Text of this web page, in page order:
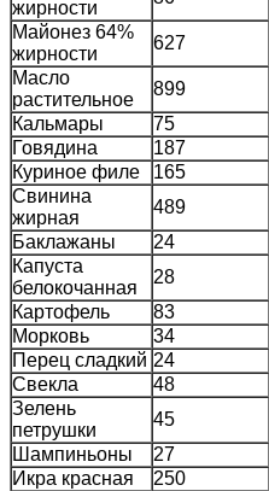
жирности
Майонез 64%
жирности
627
Масло
растительное
899
Кальмары
75
Говядина
187
Куриное филе
165
Свинина
жирная
489
Баклажаны
24
Капуста
белокочанная
28
Картофель
83
Морковь
34
Перец сладкий 24
Свекла
48
Зелень
петрушки
45
Шампиньоны
27
Икра красная
250